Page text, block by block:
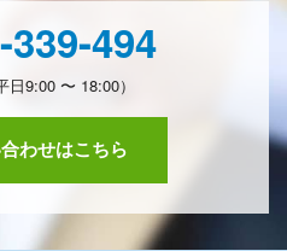
339-494
9:00 〜 18:00）
わせはこちら